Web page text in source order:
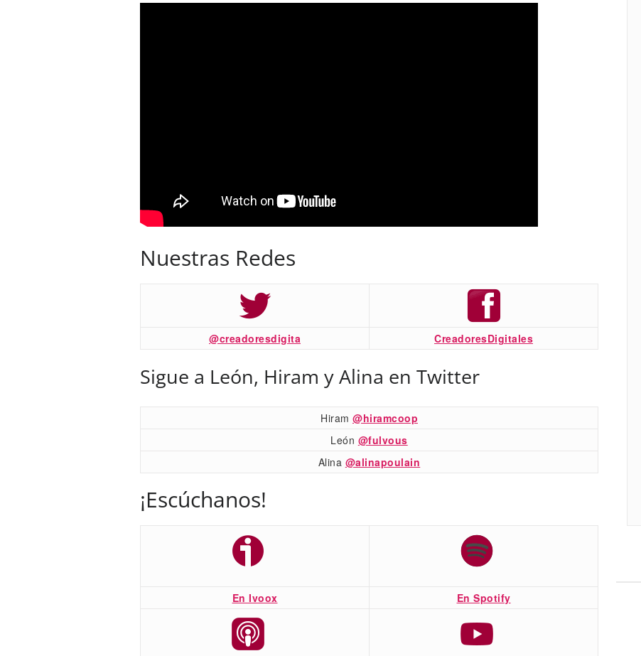
Nuestras Redes
@creadoresdigita CreadoresDigitales
Sigue a León, Hiram y Alina en Twitter
Hiram @hiramcoop
León @fulvous
Alina @alinapoulain
¡Escúchanos!
En Ivoox En Spotify